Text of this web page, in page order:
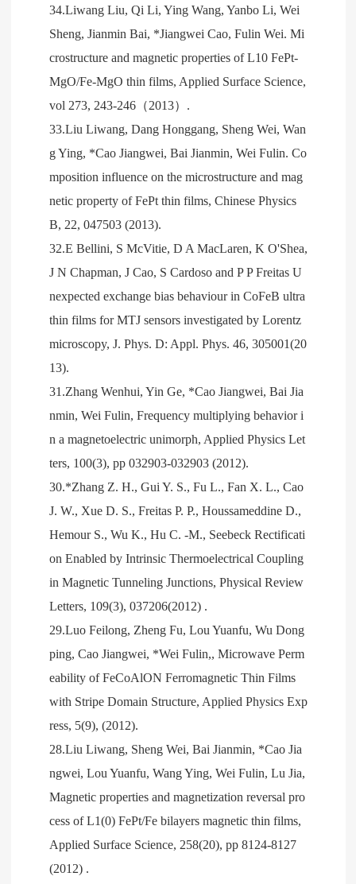
34.Liwang Liu, Qi Li, Ying Wang, Yanbo Li, Wei
Sheng, Jianmin Bai, *Jiangwei Cao, Fulin Wei. Mi
crostructure and magnetic properties of L10 FePt-
MgO/Fe-MgO thin films, Applied Surface Science,
vol 273, 243-246（2013）.
33.Liu Liwang, Dang Honggang, Sheng Wei, Wan
g Ying, *Cao Jiangwei, Bai Jianmin, Wei Fulin. Co
mposition influence on the microstructure and mag
netic property of FePt thin films, Chinese Physics
B, 22, 047503 (2013).
32.E Bellini, S McVitie, D A MacLaren, K O'Shea,
J N Chapman, J Cao, S Cardoso and P P Freitas U
nexpected exchange bias behaviour in CoFeB ultra
thin films for MTJ sensors investigated by Lorentz
microscopy, J. Phys. D: Appl. Phys. 46, 305001(20
13).
31.Zhang Wenhui, Yin Ge, *Cao Jiangwei, Bai Jia
nmin, Wei Fulin, Frequency multiplying behavior i
n a magnetoelectric unimorph, Applied Physics Let
ters, 100(3), pp 032903-032903 (2012).
30.*Zhang Z. H., Gui Y. S., Fu L., Fan X. L., Cao
J. W., Xue D. S., Freitas P. P., Houssameddine D.,
Hemour S., Wu K., Hu C. -M., Seebeck Rectificati
on Enabled by Intrinsic Thermoelectrical Coupling
in Magnetic Tunneling Junctions, Physical Review
Letters, 109(3), 037206(2012) .
29.Luo Feilong, Zheng Fu, Lou Yuanfu, Wu Dong
ping, Cao Jiangwei, *Wei Fulin,, Microwave Perm
eability of FeCoAlON Ferromagnetic Thin Films
with Stripe Domain Structure, Applied Physics Exp
ress, 5(9), (2012).
28.Liu Liwang, Sheng Wei, Bai Jianmin, *Cao Jia
ngwei, Lou Yuanfu, Wang Ying, Wei Fulin, Lu Jia,
Magnetic properties and magnetization reversal pro
cess of L1(0) FePt/Fe bilayers magnetic thin films,
Applied Surface Science, 258(20), pp 8124-8127
(2012) .